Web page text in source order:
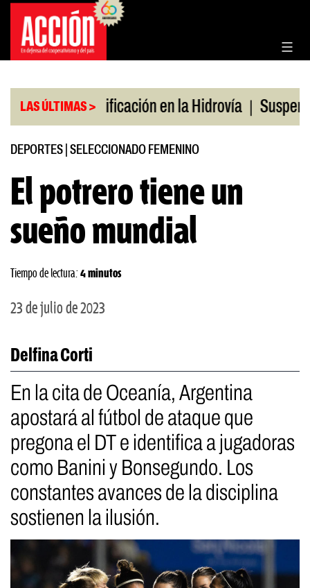
Saltar
contenido
LAS ÚLTIMAS >
| Bonificación en la Hidrovía | Suspenden
DEPORTES SELECCIONADO FEMENINO
El potrero tiene un
sueño mundial
Tiempo de lectura: 4 minutos
23 de julio de 2023
Delfina Corti
En la cita de Oceanía, Argentina
apostará al fútbol de ataque que
pregona el DT e identifica a jugadoras
como Banini y Bonsegundo. Los
constantes avances de la disciplina
sostienen la ilusión.